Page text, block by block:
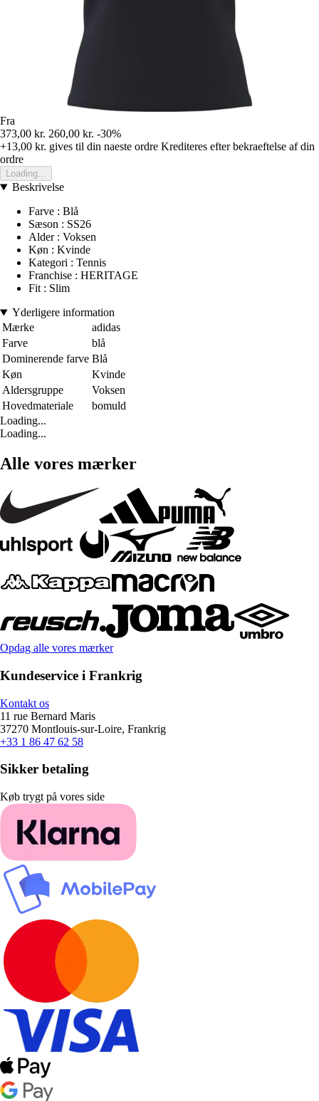
Fra
373,00 kr. 260,00 kr. -30%
+13,00 kr. gives til din naeste ordre Krediteres efter bekraeftelse af din
ordre
Loading...
Beskrivelse
Farve : Blå
Sæson : SS26
Alder : Voksen
Køn : Kvinde
Kategori : Tennis
Franchise : HERITAGE
Fit : Slim
Yderligere information
Mærke
adidas
Farve
blå
Dominerende farve Blå
Køn
Kvinde
Aldersgruppe
Voksen
Hovedmateriale
bomuld
Loading...
Loading...
Alle vores mærker
Opdag alle vores mærker
Kundeservice i Frankrig
Kontakt os
11 rue Bernard Maris
37270 Montlouis-sur-Loire, Frankrig
+33 1 86 47 62 58
Sikker betaling
Køb trygt på vores side